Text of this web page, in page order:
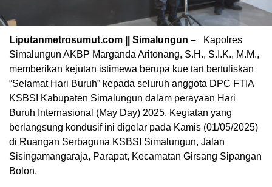
Liputanmetrosumut.com || Simalungun –
Kapolres
Simalungun AKBP Marganda Aritonang, S.H., S.I.K., M.M.,
memberikan kejutan istimewa berupa kue tart bertuliskan
“Selamat Hari Buruh” kepada seluruh anggota DPC FTIA
KSBSI Kabupaten Simalungun dalam perayaan Hari
Buruh Internasional (May Day) 2025. Kegiatan yang
berlangsung kondusif ini digelar pada Kamis (01/05/2025)
di Ruangan Serbaguna KSBSI Simalungun, Jalan
Sisingamangaraja, Parapat, Kecamatan Girsang Sipangan
Bolon.